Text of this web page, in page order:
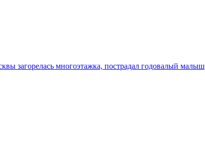
загорелась многоэтажка, пострадал годовалый малыш